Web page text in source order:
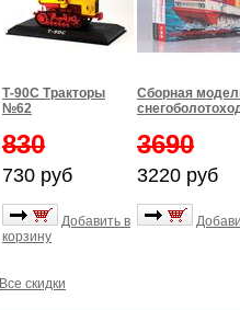
Т-90С Тракторы
№62
830
730 руб
Добавить в
корзину
Сборная
3690
3220 руб
Все скидки